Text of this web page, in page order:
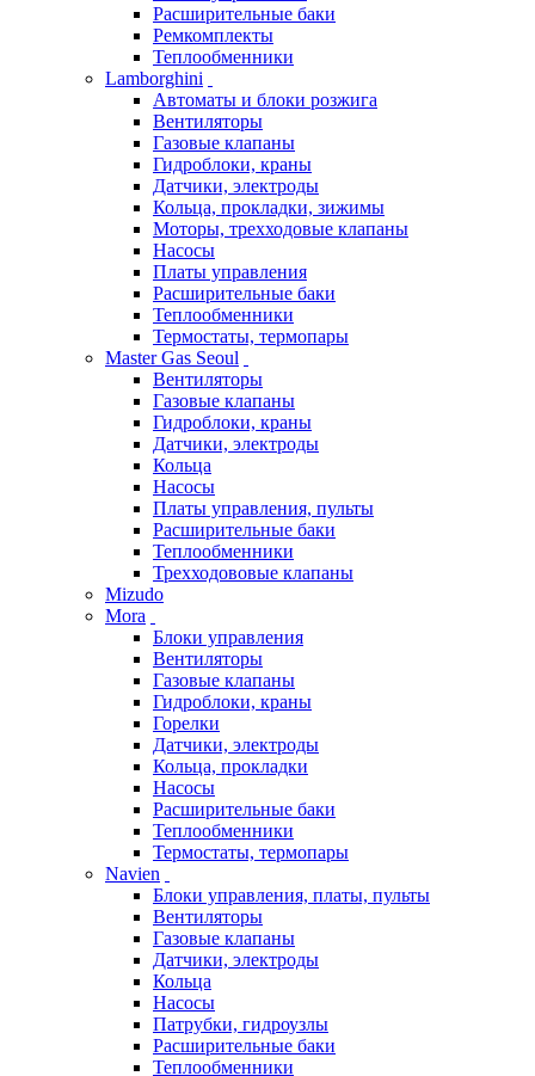
Расширительные баки
Ремкомплекты
Теплообменники
Lamborghini
Автоматы и блоки розжига
Вентиляторы
Газовые клапаны
Гидроблоки, краны
Датчики, электроды
Кольца, прокладки, зижимы
Моторы, трехходовые клапаны
Насосы
Платы управления
Расширительные баки
Теплообменники
Термостаты, термопары
Master Gas Seoul
Вентиляторы
Газовые клапаны
Гидроблоки, краны
Датчики, электроды
Кольца
Насосы
Платы управления, пульты
Расширительные баки
Теплообменники
Трехходововые клапаны
Mizudo
Mora
Блоки управления
Вентиляторы
Газовые клапаны
Гидроблоки, краны
Горелки
Датчики, электроды
Кольца, прокладки
Насосы
Расширительные баки
Теплообменники
Термостаты, термопары
Navien
Блоки управления, платы, пульты
Вентиляторы
Газовые клапаны
Датчики, электроды
Кольца
Насосы
Патрубки, гидроузлы
Расширительные баки
Теплообменники